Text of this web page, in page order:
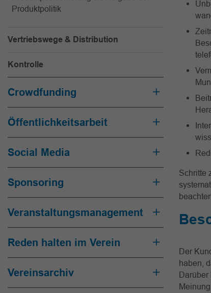
Produktpolitik
Vertriebswege & Distribution
Kontrolle
Crowdfunding
Öffentlichkeitsarbeit
Social Media
Sponsoring
Veranstaltungsmanagement
Reden halten im Verein
Vereinsarchiv
Schritte
Der
haben,
Darüber